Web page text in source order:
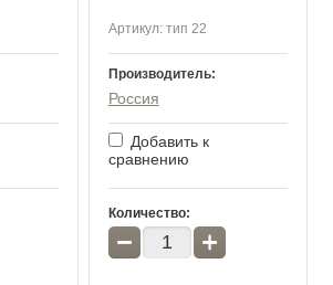
Артикул:тип 22
Производитель:
Россия
Добавить к
сравнению
Количество:
− +